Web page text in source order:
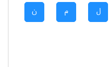
ل م ن